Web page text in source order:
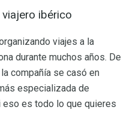
ibérico
viajes a la
durante muchos años. De
compañía se casó en
especializada de
eso es todo lo que quieres